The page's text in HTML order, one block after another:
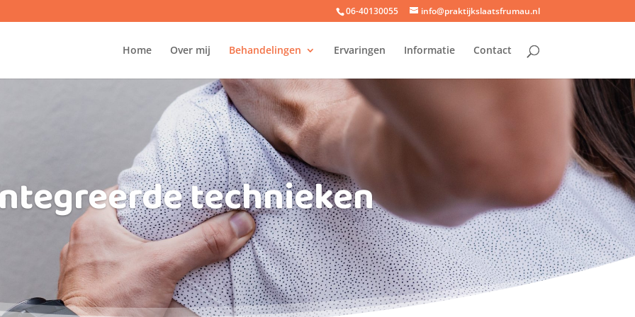
06-40130055 info@praktijkslaatsfrumau.nl
Home Over mij Behandelingen Ervaringen Informatie Contact
technieken